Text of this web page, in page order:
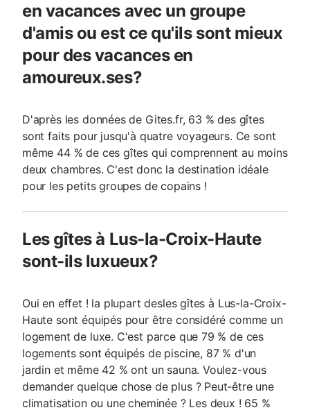
en vacances avec un groupe
d'amis ou est ce qu'ils sont mieux
pour des vacances en
amoureux.ses?
D'après les données de Gites.fr, 63 % des gîtes
sont faits pour jusqu'à quatre voyageurs. Ce sont
même 44 % de ces gîtes qui comprennent au moins
deux chambres. C'est donc la destination idéale
pour les petits groupes de copains !
Les gîtes à Lus-la-Croix-Haute
sont-ils luxueux?
Oui en effet ! la plupart desles gîtes à Lus-la-Croix-
Haute sont équipés pour être considéré comme un
logement de luxe. C'est parce que 79 % de ces
logements sont équipés de piscine, 87 % d'un
jardin et même 42 % ont un sauna. Voulez-vous
demander quelque chose de plus ? Peut-être une
climatisation ou une cheminée ? Les deux ! 65 %